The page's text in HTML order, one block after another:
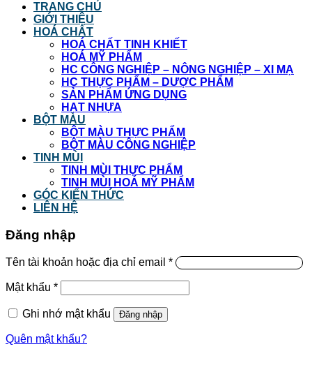
TRANG CHỦ
GIỚI THIỆU
HOÁ CHẤT
HOÁ CHẤT TINH KHIẾT
HOÁ MỸ PHẨM
HC CÔNG NGHIỆP – NÔNG NGHIỆP – XI MẠ
HC THỰC PHẨM – DƯỢC PHẨM
SẢN PHẨM ỨNG DỤNG
HẠT NHỰA
BỘT MÀU
BỘT MÀU THỰC PHẨM
BỘT MÀU CÔNG NGHIỆP
TINH MÙI
TINH MÙI THỰC PHẨM
TINH MÙI HOÁ MỸ PHẨM
GÓC KIẾN THỨC
LIÊN HỆ
Đăng nhập
Tên tài khoản hoặc địa chỉ email *
Mật khẩu *
Ghi nhớ mật khẩu Đăng nhập
Quên mật khẩu?